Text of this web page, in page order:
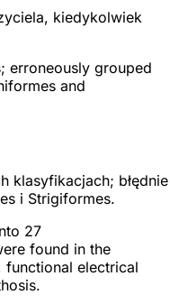
kiedykolwiek
erroneously grouped
and
klasyfikacjach; błędnie
i Strigiformes.
27
found in the
functional electrical